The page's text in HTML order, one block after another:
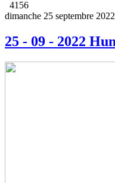
4156
dimanche 25 septembre 2022
25 - 09 - 2022